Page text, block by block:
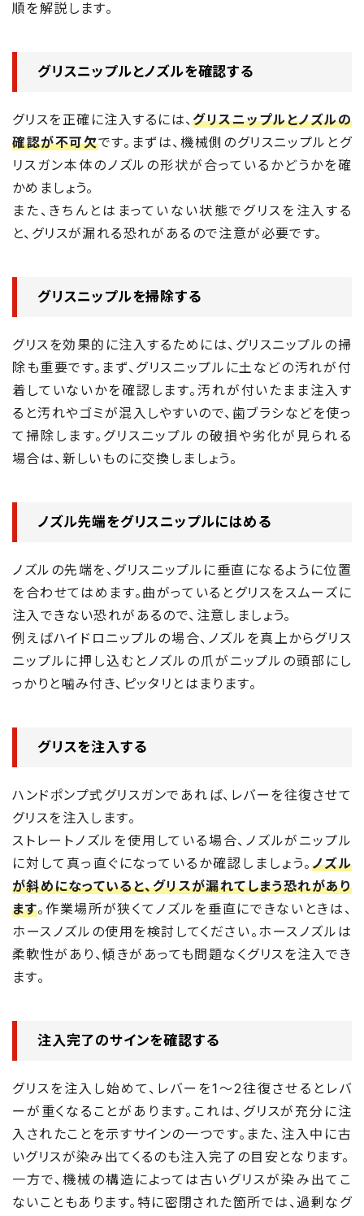
順を解説します。
グリスニップルとノズルを確認する
グリスを正確に注入するには、グリスニップルとノズルの
確認が不可欠です。まずは、機械側のグリスニップルとグ
リスガン本体のノズルの形状が合っているかどうかを確
かめましょう。
また、きちんとはまっていない状態でグリスを注入する
と、グリスが漏れる恐れがあるので注意が必要です。
グリスニップルを掃除する
グリスを効果的に注入するためには、グリスニップルの掃
除も重要です。まず、グリスニップルに土などの汚れが付
着していないかを確認します。汚れが付いたまま注入す
ると汚れやゴミが混入しやすいので、歯ブラシなどを使っ
て掃除します。グリスニップルの破損や劣化が見られる
場合は、新しいものに交換しましょう。
ノズル先端をグリスニップルにはめる
ノズルの先端を、グリスニップルに垂直になるように位置
を合わせてはめます。曲がっているとグリスをスムーズに
注入できない恐れがあるので、注意しましょう。
例えばハイドロニップルの場合、ノズルを真上からグリス
ニップルに押し込むとノズルの爪がニップルの頭部にし
っかりと噛み付き、ピッタリとはまります。
グリスを注入する
ハンドポンプ式グリスガンであれば、レバーを往復させて
グリスを注入します。
ストレートノズルを使用している場合、ノズルがニップル
に対して真っ直ぐになっているか確認しましょう。 ノズル
が斜めになっていると、グリスが漏れてしまう恐れがあり
ます。作業場所が狭くてノズルを垂直にできないときは、
ホースノズルの使用を検討してください。ホースノズルは
柔軟性があり、傾きがあっても問題なくグリスを注入でき
ます。
注入完了のサインを確認する
グリスを注入し始めて、レバーを1～2往復させるとレバ
ーが重くなることがあります。これは、グリスが充分に注
入されたことを示すサインの一つです。また、注入中に古
いグリスが染み出てくるのも注入完了の目安となります。
一方で、機械の構造によっては古いグリスが染み出てこ
ないこともあります。特に密閉された箇所では、過剰なグ